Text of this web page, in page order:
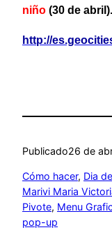
niño (30 de abril).
http://
Publicado26 de
Cómo hacer, Dia
Marivi Maria
Pivote, Menu
pop-up